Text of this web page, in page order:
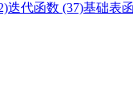
迭代函数 (37)基础表